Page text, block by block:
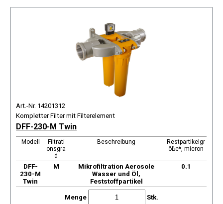
Art.-Nr. 14201312
Kompletter Filter mit Filterelement
DFF-230-M Twin
Modell
Filtrati
onsgra
d
Beschreibung
Restpartikelgr
öße*, micron
DFF-
230-M
Twin
М
Mikrofiltration Aerosole
Wasser und Öl,
Feststoffpartikel
0.1
Menge
Stk.